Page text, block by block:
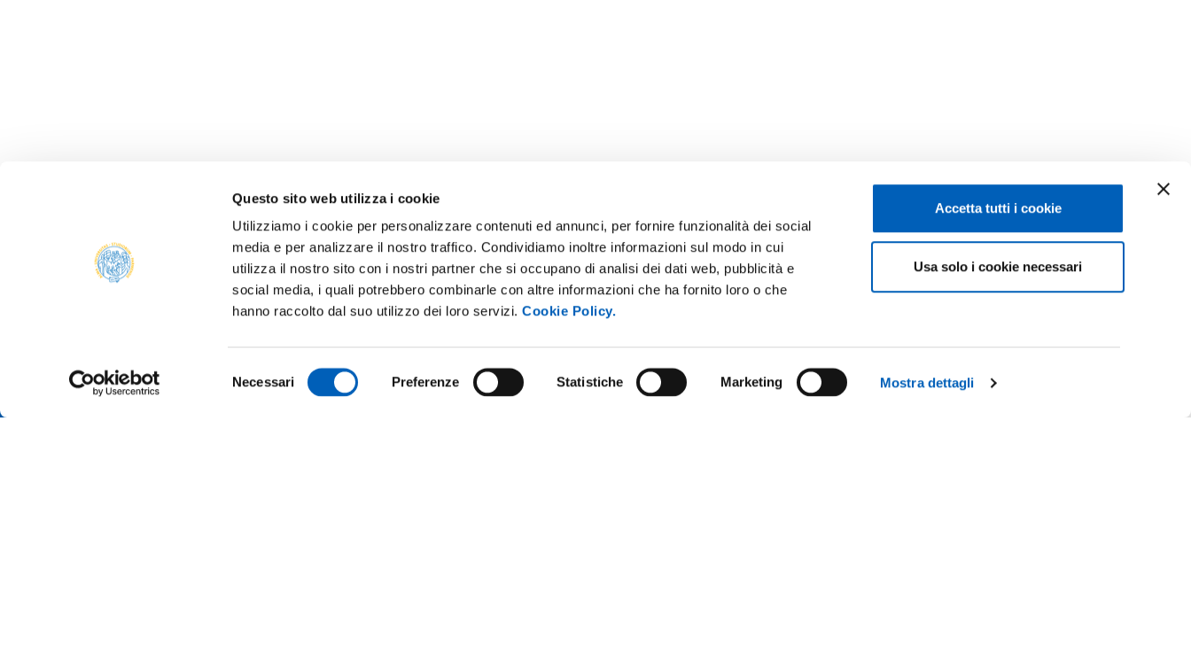
Questo sito web utilizza i cookie
Utilizziamo i cookie per personalizzare contenuti ed annunci, per fornire funzionalità dei social
media e per analizzare il nostro traffico. Condividiamo inoltre informazioni sul modo in cui
utilizza il nostro sito con i nostri partner che si occupano di analisi dei dati web, pubblicità e
social media, i quali potrebbero combinarle con altre informazioni che ha fornito loro o che
hanno raccolto dal suo utilizzo dei loro servizi.Cookie Policy.
del
Necessari Preferenze Statistiche Marketing Mostra dettagli
Accetta tutti i cookie
Usa solo i cookie necessari